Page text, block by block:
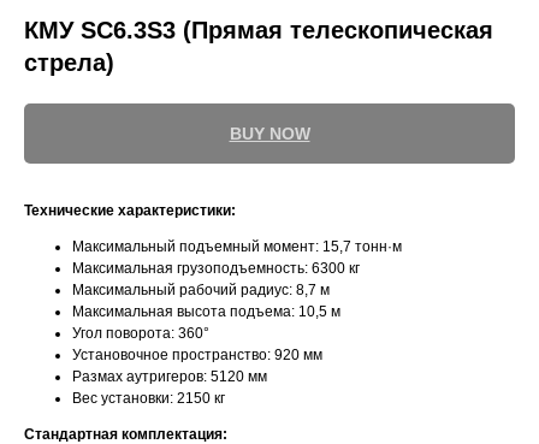
КМУ SC6.3S3 (Прямая телескопическая
стрела)
BUY NOW
Технические характеристики:
Максимальный подъемный момент: 15,7 тонн·м
Максимальная грузоподъемность: 6300 кг
Максимальный рабочий радиус: 8,7 м
Максимальная высота подъема: 10,5 м
Угол поворота: 360°
Установочное пространство: 920 мм
Размах аутригеров: 5120 мм
Вес установки: 2150 кг
Стандартная комплектация: